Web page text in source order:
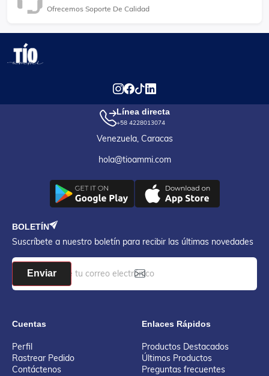
Ofrecemos Soporte De Calidad
Línea directa
+58 4228013074
Venezuela, Caracas
hola@tioammi.com
BOLETÍN
Suscríbete a nuestro boletín para recibir las últimas novedades
Enviar
Cuentas
Perfil
Rastrear Pedido
Contáctenos
Enlaces Rápidos
Productos Destacados
Últimos Productos
Preguntas frecuentes